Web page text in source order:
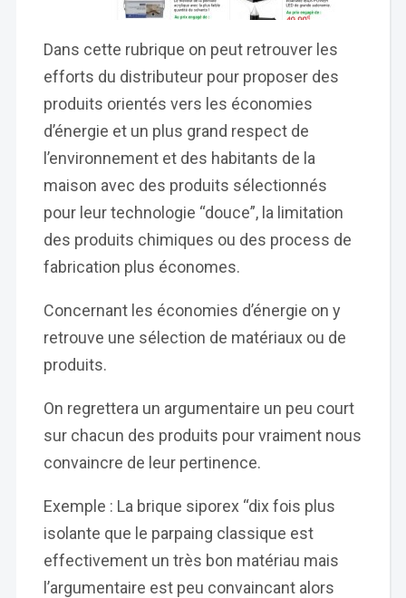
Dans cette rubrique on peut retrouver les
efforts du distributeur pour proposer des
produits orientés vers les économies
d’énergie et un plus grand respect de
l’environnement et des habitants de la
maison avec des produits sélectionnés
pour leur technologie “douce”, la limitation
des produits chimiques ou des process de
fabrication plus économes.
Concernant les économies d’énergie on y
retrouve une sélection de matériaux ou de
produits.
On regrettera un argumentaire un peu court
sur chacun des produits pour vraiment nous
convaincre de leur pertinence.
Exemple : La brique siporex “dix fois plus
isolante que le parpaing classique est
effectivement un très bon matériau mais
l’argumentaire est peu convaincant alors